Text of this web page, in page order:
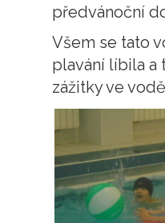
předvánoční
Všem se tato
plavání líbila a
zážitky ve